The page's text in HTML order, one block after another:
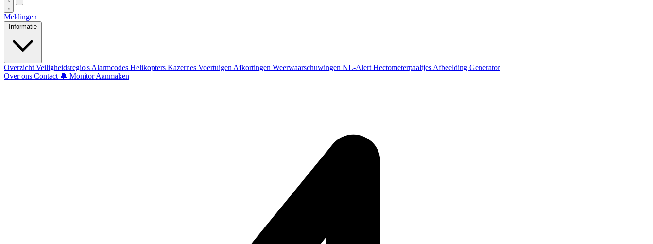
Meldingen
Informatie
Overzicht Veiligheidsregio's Alarmcodes Helikopters Kazernes Voertuigen Afkortingen Weerwaarschuwingen NL-Alert Hectometerpaaltjes Afbeelding Generator
Over ons Contact 🔔 Monitor Aanmaken